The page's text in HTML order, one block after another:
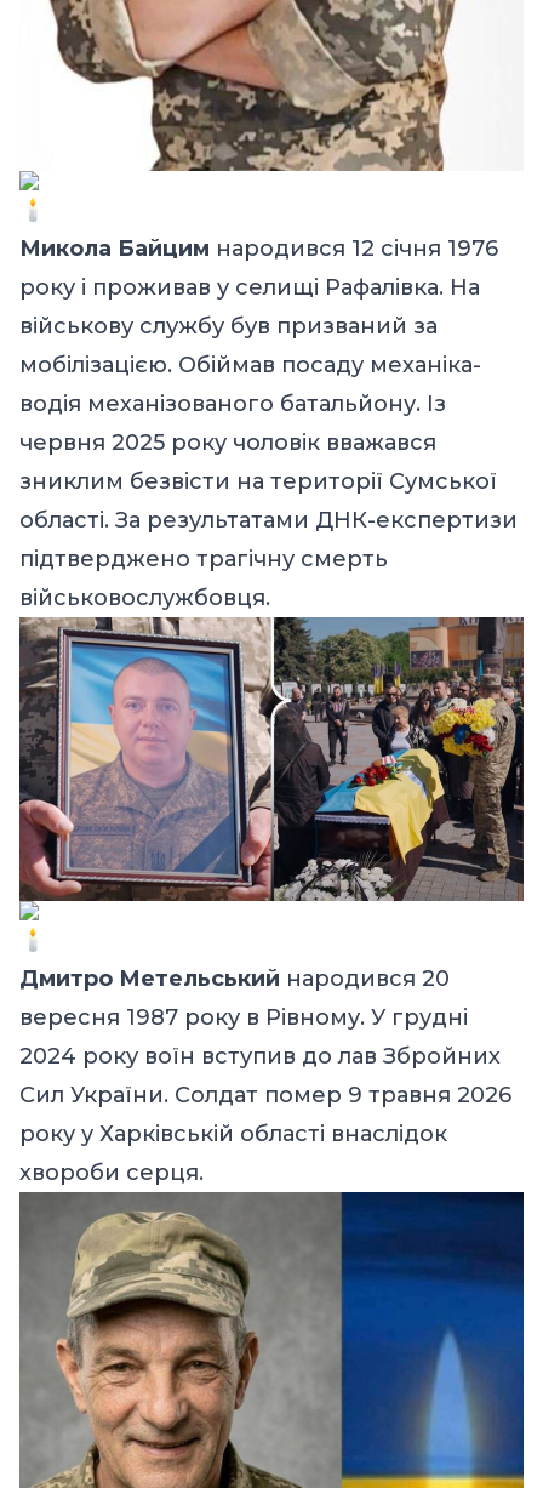
Микола Байцим народився 12 січня 1976
року і проживав у селищі Рафалівка. На
військову службу був призваний за
мобілізацією. Обіймав посаду механіка-
водія механізованого батальйону. Із
червня 2025 року чоловік вважався
зниклим безвісти на території Сумської
області. За результатами ДНК-експертизи
підтверджено трагічну смерть
військовослужбовця.
Дмитро Метельський народився 20
вересня 1987 року в Рівному. У грудні
2024 року воїн вступив до лав Збройних
Сил України. Солдат помер 9 травня 2026
року у Харківській області внаслідок
хвороби серця.